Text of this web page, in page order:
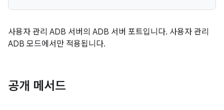
사용자 관리 ADB 서버의 ADB 서버 포트입니다. 사용자 관리
ADB 모드에서만 적용됩니다.
공개 메서드